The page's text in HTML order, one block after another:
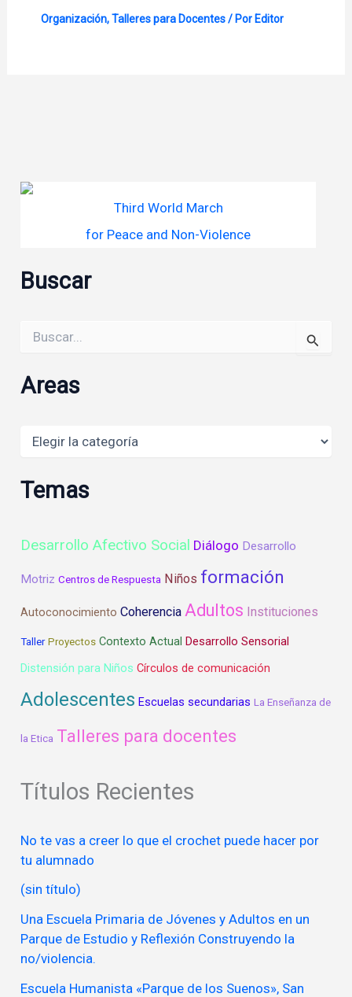
Organización,Talleres para Docentes/ Por Editor
Third World March
for Peace and Non-Violence
Buscar
por:
Areas
Temas
Desarrollo Afectivo Social Diálogo Desarrollo
Motriz Centros de Respuesta Niños formación
Autoconocimiento Coherencia Adultos Instituciones
Taller Proyectos Contexto Actual Desarrollo Sensorial
Distensión para Niños Círculos de comunicación
Adolescentes Escuelas secundarias La Enseñanza de
la Etica Talleres para docentes
Títulos Recientes
No te vas a creer lo que el crochet puede hacer por
tu alumnado
(sin título)
Una Escuela Primaria de Jóvenes y Adultos en un
Parque de Estudio y Reflexión Construyendo la
no/violencia.
Escuela Humanista «Parque de los Suenos», San